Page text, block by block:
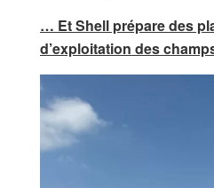
… Et Shell prépare des
d’exploitation des